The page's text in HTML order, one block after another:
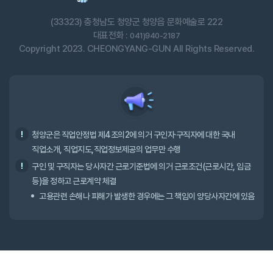
(33323) 충청남도 청양군 청양읍 문화예술로 222
대표전화 : 041)940-2187
Copyright 2023. CHEONGYANG-GUN All Rights Reserved.
청양군은 직업안정법 제4조의2에 의거 구인자·구직자에 대한 국내
직업소개, 직업지도,직업정보제공의 업무만 수행
구인 및 구직자는 당사자간 근로기준법에 의거 근로조건(근로시간, 임금
등)을 정하고 근로계약 체결
고용관련 손해나 피해가 발생한 경우에는 그 책임이 양당사자간에 있음